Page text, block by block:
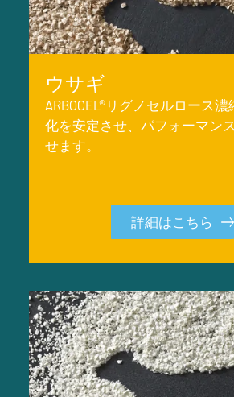
ウサギ
ARBOCEL®リグノセルロース
化を安定させ、パフォーマン
せます。
詳細はこちら